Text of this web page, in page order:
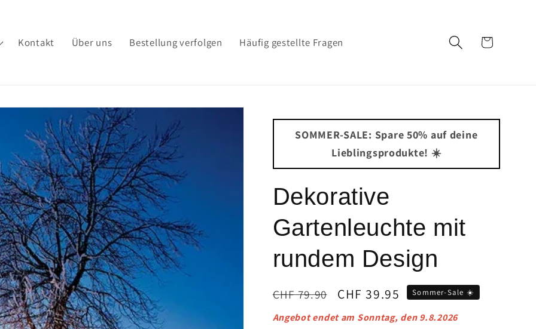
Kontakt Über uns Bestellung verfolgen Häufig gestellte Fragen Warenkorb
SOMMER-SALE: Spare 50% auf deine
Lieblingsprodukte! ☀️
Dekorative
Gartenleuchte mit
rundem Design
Normaler
Preis
CHF 79.90 Verkaufspreis
CHF 39.95 Sommer-Sale ☀️
Angebot endet am Sonntag, den 9.8.2026